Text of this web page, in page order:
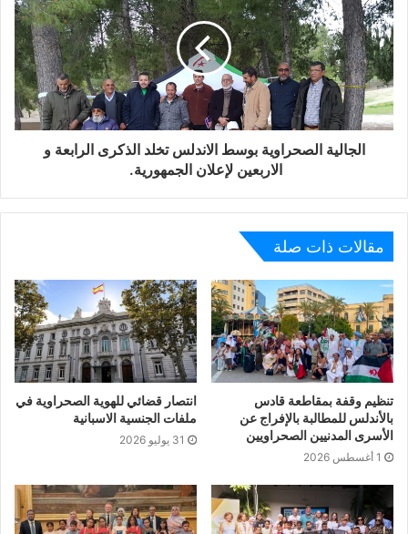
الجالية الصحراوية بوسط الاندلس تخلد الذكرى الرابعة و
الاربعين لإعلان الجمهورية.
مقالات ذات صلة
تنظيم وقفة بمقاطعة قادس
بالأندلس للمطالبة بالإفراج عن
الأسرى المدنيين الصحراويين
1 أغسطس 2026
انتصار قضائي للهوية الصحراوية في
ملفات الجنسية الاسبانية
31 يوليو 2026